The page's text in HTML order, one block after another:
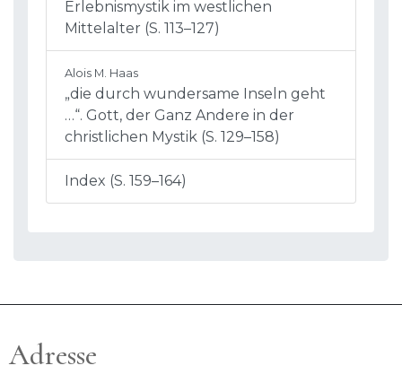
Erlebnismystik im westlichen
Mittelalter (S. 113–127)
Alois M. Haas
„die durch wundersame Inseln geht
…“. Gott, der Ganz Andere in der
christlichen Mystik (S. 129–158)
Index (S. 159–164)
Adresse